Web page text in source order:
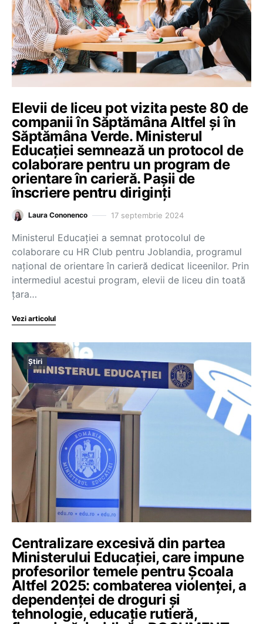
Elevii de liceu pot vizita peste 80 de
companii în Săptămâna Altfel și în
Săptămâna Verde. Ministerul
Educației semnează un protocol de
colaborare pentru un program de
orientare în carieră. Pașii de
înscriere pentru diriginți
Laura Cononenco 17 septembrie 2024
Ministerul Educaţiei a semnat protocolul de
colaborare cu HR Club pentru Joblandia, programul
naţional de orientare în carieră dedicat liceenilor. Prin
intermediul acestui program, elevii de liceu din toată
țara…
Vezi articolul
Știri
Centralizare excesivă din partea
Ministerului Educației, care impune
profesorilor temele pentru Școala
Altfel 2025: combaterea violenței, a
dependenței de droguri și
tehnologie, educație rutieră,